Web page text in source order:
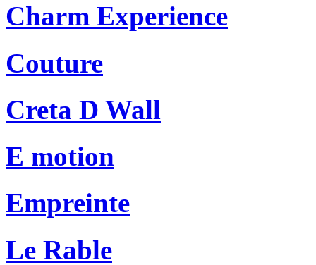
Charm Experience
Couture
Creta D Wall
E motion
Empreinte
Le Rable